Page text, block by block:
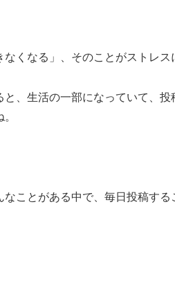
くなる」、そのことがストレス
、生活の一部になっていて、
なことがある中で、毎日投稿す